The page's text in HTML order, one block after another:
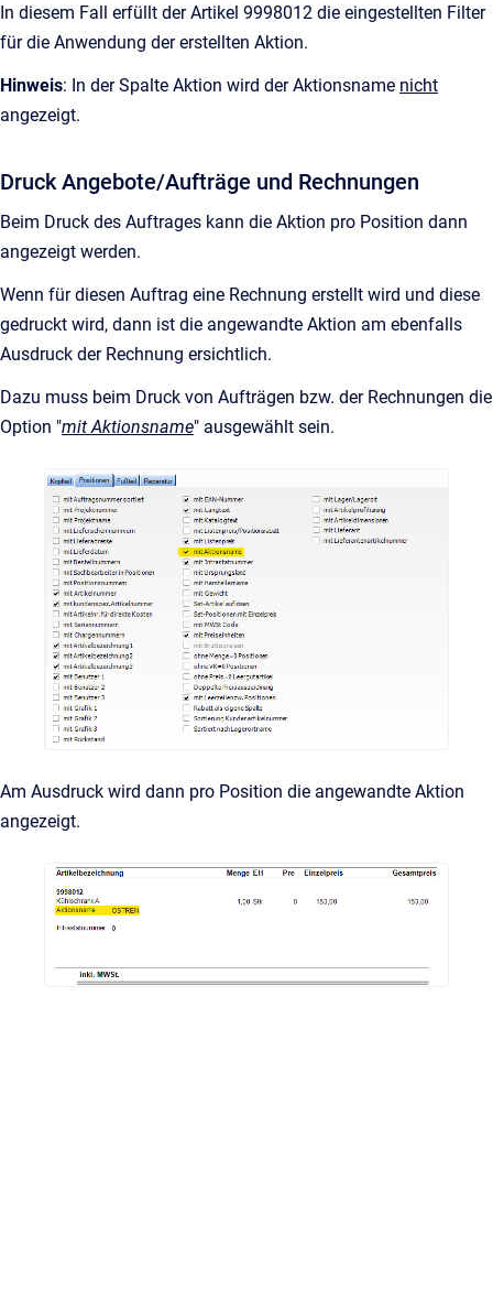
In diesem Fall erfüllt der Artikel 9998012 die eingestellten Filter
für die Anwendung der erstellten Aktion.
Hinweis: In der Spalte Aktion wird der Aktionsname nicht
angezeigt.
Druck Angebote/Aufträge und Rechnungen
Beim Druck des Auftrages kann die Aktion pro Position dann
angezeigt werden.
Wenn für diesen Auftrag eine Rechnung erstellt wird und diese
gedruckt wird, dann ist die angewandte Aktion am ebenfalls
Ausdruck der Rechnung ersichtlich.
Dazu muss beim Druck von Aufträgen bzw. der Rechnungen die
Option "mit Aktionsname" ausgewählt sein.
Am Ausdruck wird dann pro Position die angewandte Aktion
angezeigt.